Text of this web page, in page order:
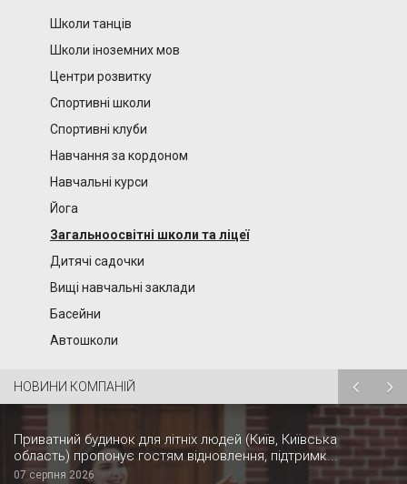
Школи танців
Школи іноземних мов
Центри розвитку
Спортивні школи
Спортивні клуби
Навчання за кордоном
Навчальні курси
Йога
Загальноосвітні школи та ліцеї
Дитячі садочки
Вищі навчальні заклади
Басейни
Автошколи
НОВИНИ КОМПАНІЙ
Приватний будинок для літніх людей (Київ, Київська
область) пропонує гостям відновлення, підтримк...
07 серпня 2026